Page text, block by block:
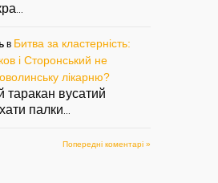
в Битва за кластерність:
і Сторонський не
лікарню?
таракан вусатий
палки
Попередні коментарі »